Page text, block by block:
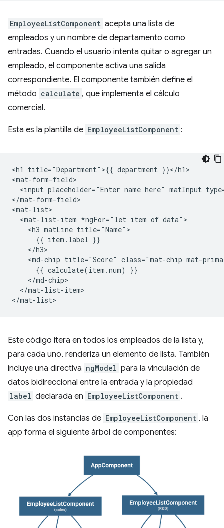
EmployeeListComponent acepta una lista de
empleados y un nombre de departamento como
entradas. Cuando el usuario intenta quitar o agregar un
empleado, el componente activa una salida
correspondiente. El componente también define el
método calculate , que implementa el cálculo
comercial.
Esta es la plantilla de EmployeeListComponent :
<h1 title="Department">{{ department }}</h1>
<mat-form-field>
<input placeholder="Enter name here" matInput
</mat-form-field>
<mat-list>
  <mat-list-item *ngFor="let item of data">
    <h3 matLine title="Name">
      {{ item.label }}
    </h3>
<md-chip title="Score" class="mat-chip mat-
      {{ calculate(item.num) }}
    </md-chip>
  </mat-list-item>
Este código itera en todos los empleados de la lista y,
para cada uno, renderiza un elemento de lista. También
incluye una directiva ngModel para la vinculación de
datos bidireccional entre la entrada y la propiedad
label declarada en EmployeeListComponent .
Con las dos instancias de EmployeeListComponent , la
app forma el siguiente árbol de componentes: